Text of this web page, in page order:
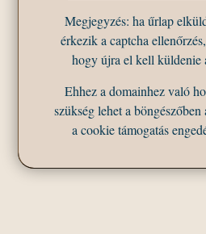
Megjegyzés: ha űrlap
érkezik a captcha
hogy újra el kell küldenie
Ehhez a domainhez való
szükség lehet a böngészőben
a cookie támogatás